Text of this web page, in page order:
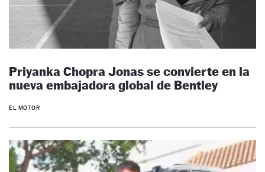
Priyanka Chopra Jonas se convierte en la
nueva embajadora global de Bentley
EL MOTOR